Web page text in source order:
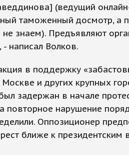
(ведущий
таможенный досмотр, а
не знаем). Предъявляют
- написал Волков.
в поддержку
и других крупных
задержан в начале
повторное нарушение
Оппозиционер
ближе к президентским